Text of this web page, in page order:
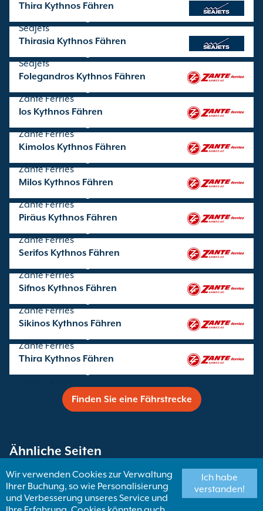
Thira Kythnos Fähren
SeaJets
Thirasia Kythnos Fähren
SeaJets
Folegandros Kythnos Fähren
Zante Ferries
Ios Kythnos Fähren
Zante Ferries
Kimolos Kythnos Fähren
Zante Ferries
Milos Kythnos Fähren
Zante Ferries
Piräus Kythnos Fähren
Zante Ferries
Serifos Kythnos Fähren
Zante Ferries
Sifnos Kythnos Fähren
Zante Ferries
Sikinos Kythnos Fähren
Zante Ferries
Thira Kythnos Fähren
Finden Sie eine Fährstrecke
Ähnliche Seiten
Fähren nach Kykladische Inseln
Wir verwenden Cookies zur Verwaltung
Ihrer Buchung, so wie Personalisierung
und Verbesserung unseres Service und
Ich habe
verstanden!